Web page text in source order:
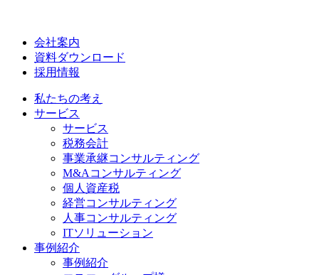
会社案内
資料ダウンロード
採用情報
私たちの考え
サービス
サービス
税務会計
事業承継コンサルティング
M&Aコンサルティング
個人資産税
経営コンサルティング
人事コンサルティング
ITソリューション
事例紹介
事例紹介